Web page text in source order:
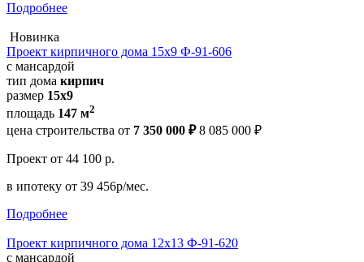
Подробнее
Новинка
Проект кирпичного дома 15х9 Ф-91-606
с мансардой
тип дома кирпич
размер 15х9
площадь 147 м2
цена строительства от 7 350 000 ₽ 8 085 000 ₽
Проект от 44 100 р.
в ипотеку от 39 456р/мес.
Подробнее
Проект кирпичного дома 12х13 Ф-91-620
с мансардой